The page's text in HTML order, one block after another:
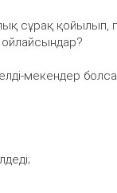
сұрақ қойылып,
мекендер болса,